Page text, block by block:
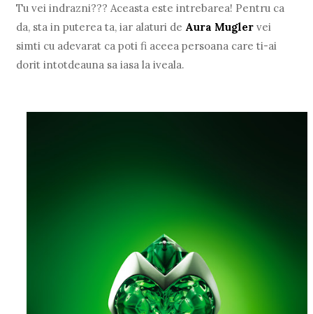
Tu vei indrazni??? Aceasta este intrebarea! Pentru ca
da, sta in puterea ta, iar alaturi de Aura Muglervei
simti cu adevarat ca poti fi aceea persoana care ti-ai
dorit intotdeauna sa iasa la iveala.